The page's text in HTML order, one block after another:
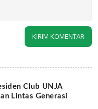
Club UNJA
Lintas Generasi